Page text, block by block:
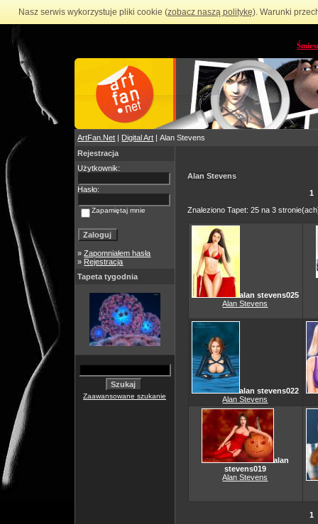
Nasz serwis wykorzystuje pliki cookie (zobacz naszą politykę). Warunki
ArtFan.Net | Digital Art | Alan Stevens
Rejestracja
Użytkownik:
Hasło:
Zapamiętaj mnie
»Zapomniałem hasła
» Rejestracja
Tapeta tygodnia
Zaawansowane szukanie
Alan Stevens
1
Znaleziono Tapet: 25 na 3
alan stevens025
Alan Stevens
alan stevens022
Alan Stevens
alan
stevens019
Alan Stevens
1